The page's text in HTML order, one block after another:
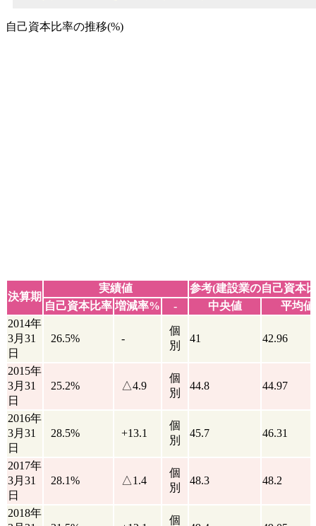
自己資本比率の推移(%)
決算期
実績値
参考(建設業の自己資本
自己資本比率 増減率% - 中央値
平均値
2014年
3月31
日
26.5% -
個
別
41 42.96
2015年
3月31
日
25.2% △4.9
個
別
44.8 44.97
2016年
3月31
日
28.5% +13.1
個
別
45.7 46.31
2017年
3月31
日
28.1% △1.4
個
別
48.3 48.2
2018年
個